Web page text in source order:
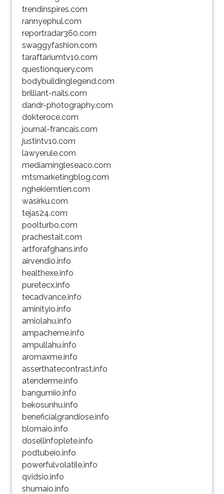
trendinspires.com
rannyephul.com
reportradar360.com
swaggyfashion.com
taraftariumtv10.com
questionquery.com
bodybuildinglegend.com
brilliant-nails.com
dandr-photography.com
dokteroce.com
journal-francais.com
justintv10.com
lawyerule.com
mediamingleseaco.com
mtsmarketingblog.com
nghekiemtien.com
wasirku.com
tejas24.com
poolturbo.com
prachestait.com
artforafghans.info
airvendio.info
healthexe.info
puretecx.info
tecadvance.info
aminityio.info
amiolahu.info
ampacheme.info
ampullahu.info
aromaxme.info
asserthatecontrast.info
atenderme.info
bangumiio.info
bekosunhu.info
beneficialgrandiose.info
blomaio.info
dosellinfoplete.info
podtubeio.info
powerfulvolatile.info
qvidsio.info
shumaio.info